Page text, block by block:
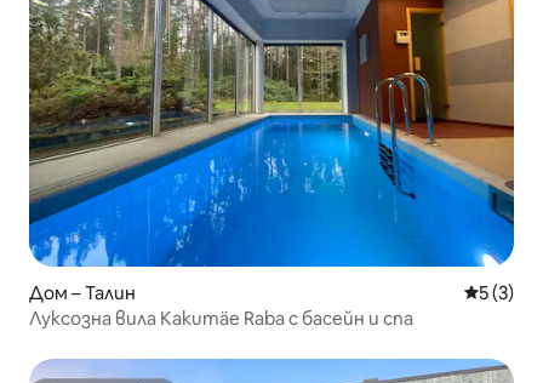
Дом – Талин Средна
5 (3)
Луксозна вила Kakumäe Raba с басейн и спа